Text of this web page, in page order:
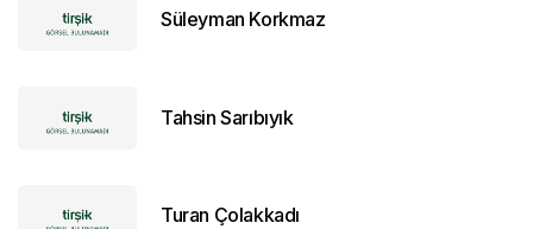
Süleyman Korkmaz
Tahsin Sarıbıyık
Turan Çolakkadı